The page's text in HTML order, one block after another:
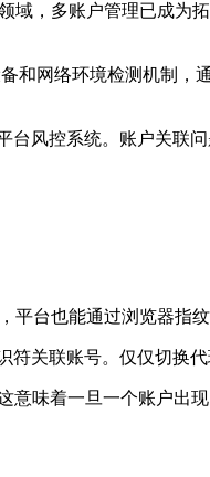
，多账户管理已成为
网络环境检测机制，
控系统。账户关联问
台也能通过浏览器指纹
联账号。仅仅切换代
味着一旦一个账户出现